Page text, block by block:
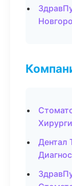
Дентал